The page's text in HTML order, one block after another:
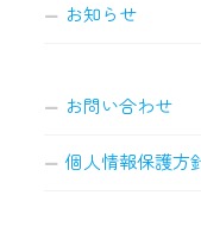
お知らせ
お問い合わせ
個人情報保護方